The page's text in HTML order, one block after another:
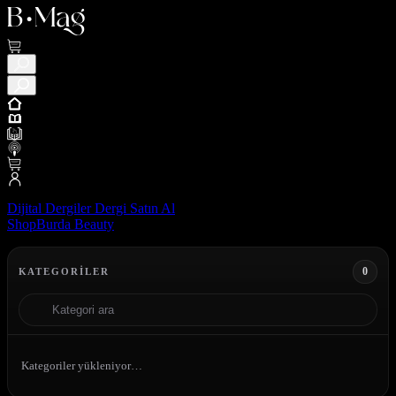
Dijital DergilerDergi Satın Al
ShopBurda Beauty
KATEGORILER 0
Kategoriler yükleniyor…